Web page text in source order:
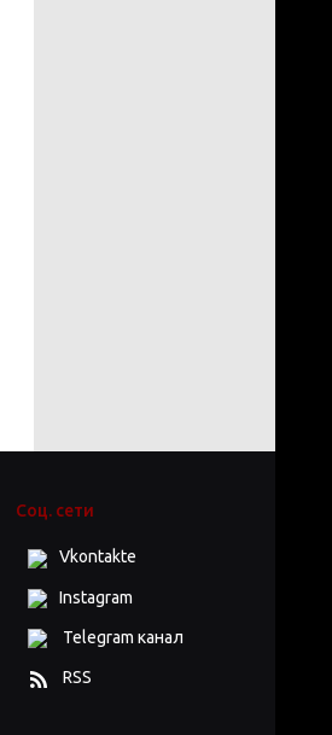
Соц. сети
Vkontakte
Instagram
Telegram канал
RSS